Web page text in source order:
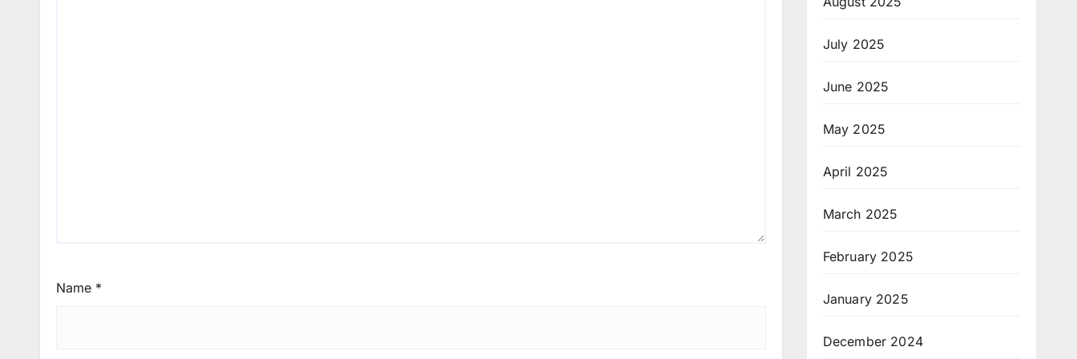
Name *
July 2025
June 2025
May 2025
April 2025
March 2025
February 2025
January 2025
December 2024